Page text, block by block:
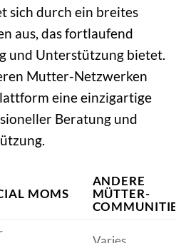
sich durch ein breites
aus, das fortlaufend
und Unterstützung bietet.
Mutter-Netzwerken
eine einzigartige
Beratung und
MOMS
ANDERE
MÜTTER-
COMMUNITIES